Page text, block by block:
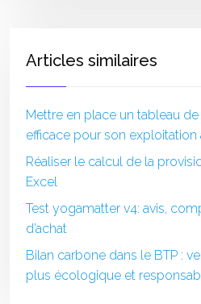
Articles similaires
Mettre en place un tableau
efficace pour son exploitation
Réaliser le calcul de la
Excel
Test yogamatter v4: avis,
d’achat
Bilan carbone dans le BTP :
plus écologique et